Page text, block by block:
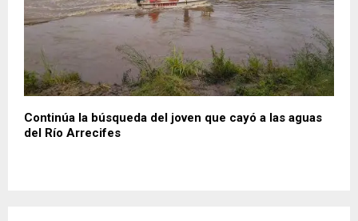
Continúa la búsqueda del joven que cayó a las aguas
del Río Arrecifes